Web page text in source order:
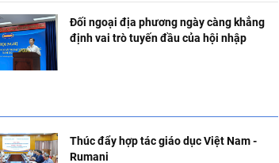
Đối ngoại địa phương ngày càng khẳng
định vai trò tuyến đầu của hội nhập
Thúc đẩy hợp tác giáo dục Việt Nam -
Rumani